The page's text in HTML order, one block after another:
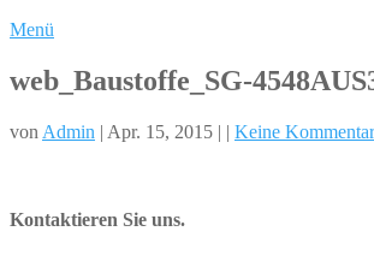
Menü
web_Baustoffe_SG-
von Admin | Apr. 15, 2015 | | Keine
Kontaktieren Sie uns.